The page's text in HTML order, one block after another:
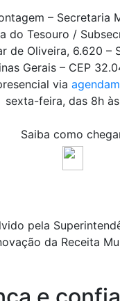
– Secretaria
do Tesouro /
de Oliveira, 6.620 –
Gerais – CEP
via
sexta-feira, das 8h
Saiba como
pela
da Receita